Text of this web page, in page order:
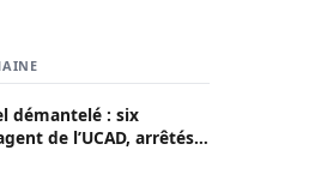
sur…
démantelé : six
de l’UCAD, arrêtés à
avoir propagé le